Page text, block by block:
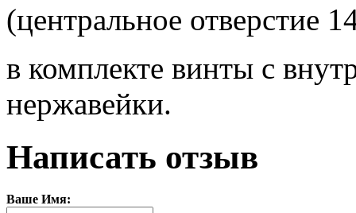
(центральное отверстие
в комплекте винты с
нержавейки.
Написать отзыв
Ваше Имя: